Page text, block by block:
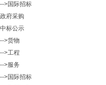
-->国际招标
政府采购
中标公示
-->货物
-->工程
-->服务
-->国际招标